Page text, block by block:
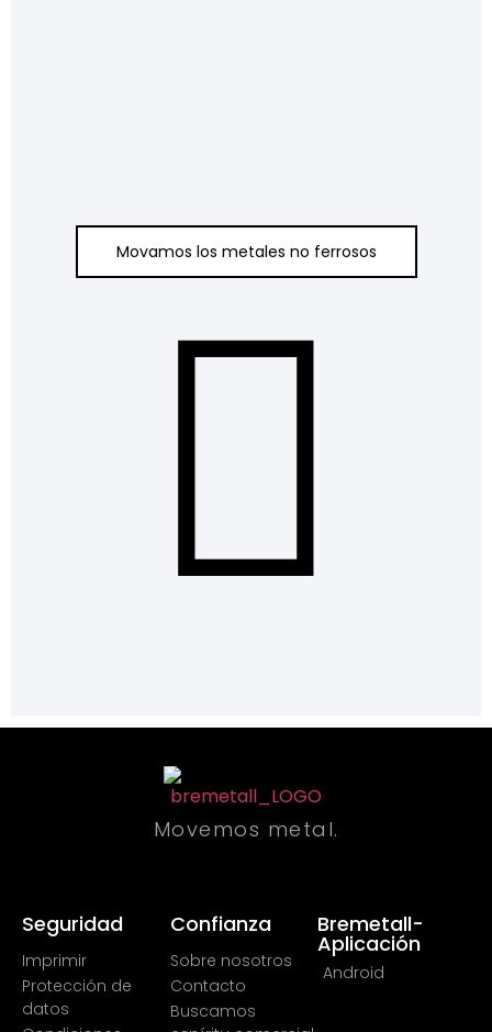
Movamos los metales no ferrosos
Movemos metal.
Seguridad
Imprimir
Protección de
datos
Confianza
Sobre nosotros
Contacto
Buscamos
Bremetall-
Aplicación
Android